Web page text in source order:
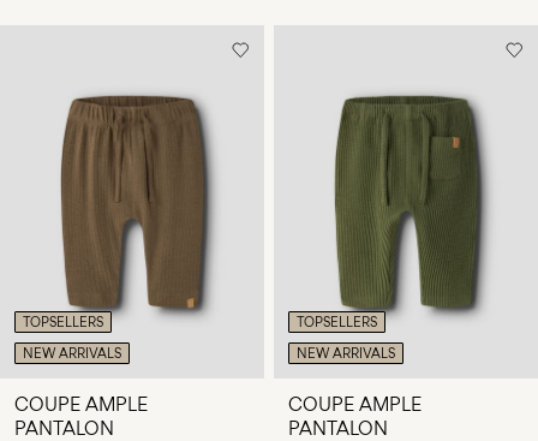
TOPSELLERS
NEW ARRIVALS
COUPE AMPLE
PANTALON
TOPSELLERS
NEW ARRIVALS
COUPE AMPLE
PANTALON